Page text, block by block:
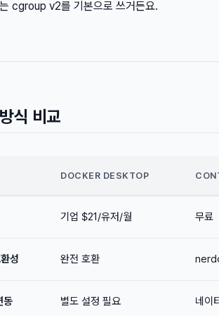
cgroup v2를 기본으로 쓰거든요.
식 비교
DOCKER DESKTOP
기업 $21/유저/월 무료
성 완전 호환
동 별도 설정 필요 네이